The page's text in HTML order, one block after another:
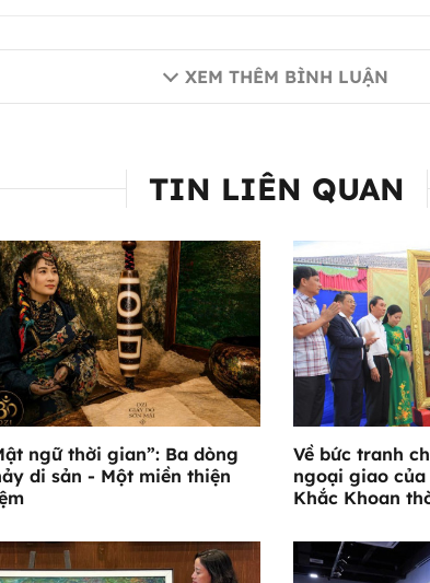
XEM THÊM BÌNH LUẬN
TIN LIÊN QUAN
ngữ thời gian”: Ba dòng
di sản - Một miền thiện
Về bức tranh
ngoại giao của
Khắc Khoan